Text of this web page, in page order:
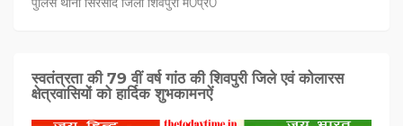
स्वतंत्रता की 79 वीं वर्ष गांठ की शिवपुरी जिले एवं कोलारस
क्षेत्रवासियों को हार्दिक शुभकामनऐं